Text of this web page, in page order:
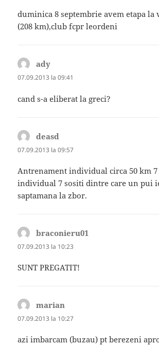
duminica 8 septembrie avem etapa
(208 km),club fcpr leordeni
ady
07.09.2013 la 09:41
cand s-a eliberat la greci?
deasd
07.09.2013 la 09:57
Antrenament individual circa 50 km
individual 7 sositi dintre care un pui
saptamana la zbor.
braconieru01
07.09.2013 la 10:23
SUNT PREGATIT!
marian
07.09.2013 la 10:27
azi imbarcam (buzau) pt berezeni